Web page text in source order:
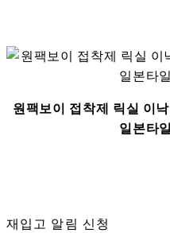
원팩보이 접착제 릭실 이
일본타
재입고 알림 신청